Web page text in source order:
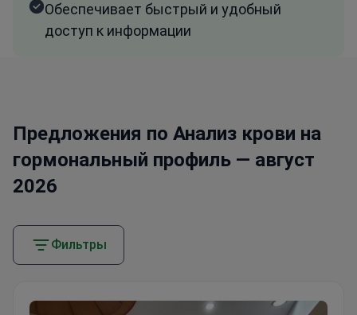
Обеспечивает быстрый и удобный
доступ к информации
Предложения по Анализ крови на
гормональный профиль — август
2026
Фильтры